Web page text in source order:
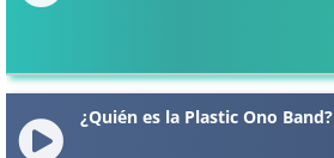
¿Quién es la Plastic Ono Band?